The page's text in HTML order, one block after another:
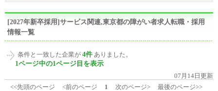
[2027年新卒採用]サービス関連,東京都の障がい者求人転職・採用
情報一覧
条件と一致した企業が 4件 ありました。
1ページ中の1ページ目を表示
07月14日更新
<<先頭のページ
<前のページ 1 次のページ> 最後のページ>>